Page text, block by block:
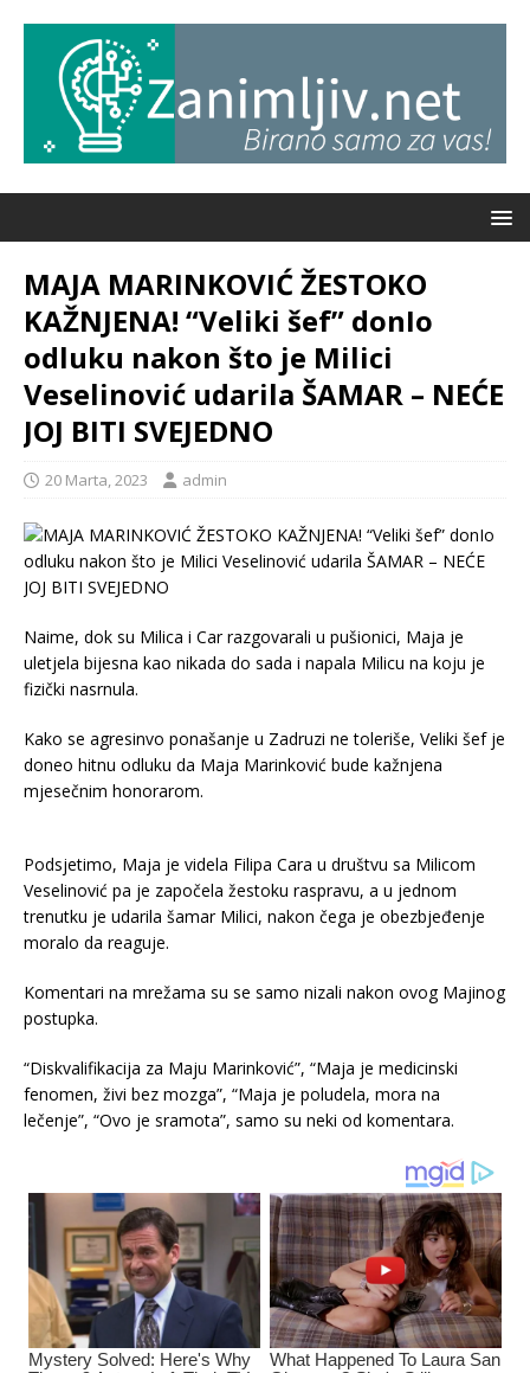
MAJA MARINKOVIĆ ŽESTOKO
KAŽNJENA! “Veliki šef” donIo
odluku nakon što je Milici
Veselinović udarila ŠAMAR – NEĆE
JOJ BITI SVEJEDNO
20 Marta, 2023 admin
Naime, dok su Milica i Car razgovarali u pušionici, Maja je
uletjela bijesna kao nikada do sada i napala Milicu na koju je
fizički nasrnula.
Kako se agresinvo ponašanje u Zadruzi ne toleriše, Veliki šef je
doneo hitnu odluku da Maja Marinković bude kažnjena
mjesečnim honorarom.
Podsjetimo, Maja je videla Filipa Cara u društvu sa Milicom
Veselinović pa je započela žestoku raspravu, a u jednom
trenutku je udarila šamar Milici, nakon čega je obezbjeđenje
moralo da reaguje.
Komentari na mrežama su se samo nizali nakon ovog Majinog
postupka.
“Diskvalifikacija za Maju Marinković”, “Maja je medicinski
fenomen, živi bez mozga”, “Maja je poludela, mora na
lečenje”, “Ovo je sramota”, samo su neki od komentara.